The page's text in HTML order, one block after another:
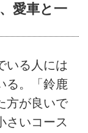
愛車と一
いる人には
る。「鈴鹿
方が良いで
さいコース